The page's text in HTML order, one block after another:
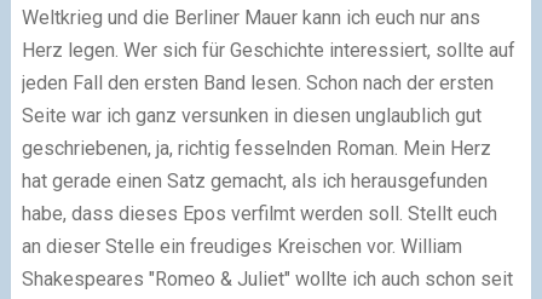
Weltkrieg und die Berliner Mauer kann ich euch nur ans
Herz legen. Wer sich für Geschichte interessiert, sollte auf
jeden Fall den ersten Band lesen. Schon nach der ersten
Seite war ich ganz versunken in diesen unglaublich gut
geschriebenen, ja, richtig fesselnden Roman. Mein Herz
hat gerade einen Satz gemacht, als ich herausgefunden
habe, dass dieses Epos verfilmt werden soll. Stellt euch
an dieser Stelle ein freudiges Kreischen vor. William
Shakespeares "Romeo & Juliet" wollte ich auch schon seit